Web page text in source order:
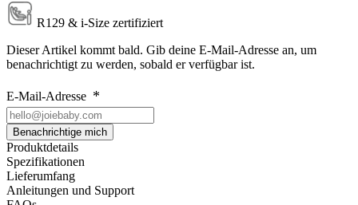
R129 & i-Size zertifiziert
Dieser Artikel kommt bald. Gib deine E-Mail-Adresse an, um
benachrichtigt zu werden, sobald er verfügbar ist.
E-Mail-Adresse
Benachrichtige mich
Produktdetails
Spezifikationen
Lieferumfang
Anleitungen und Support